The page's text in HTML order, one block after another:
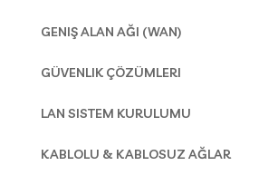
GENIŞ ALAN AĞI (WAN)
GÜVENLIK ÇÖZÜMLERI
LAN SISTEM KURULUMU
KABLOLU & KABLOSUZ AĞLAR